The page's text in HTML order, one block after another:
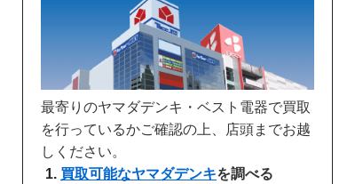
最寄りのヤマダデンキ・ベスト電器で買取
を行っているかご確認の上、店頭までお越
しください。
買取可能なヤマダデンキを調べる